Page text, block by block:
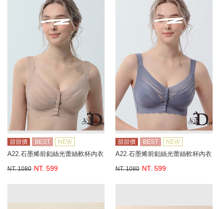
甜甜價 BEST NEW
A22.石墨烯前釦絲光蕾絲軟杯內衣
NT. 1080 NT. 599
甜甜價 BEST NEW
A22.石墨烯前釦絲光蕾絲軟杯內衣
NT. 1080 NT. 599